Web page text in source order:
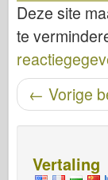
Deze site
te
Bericht
← Vorige
Vertaling